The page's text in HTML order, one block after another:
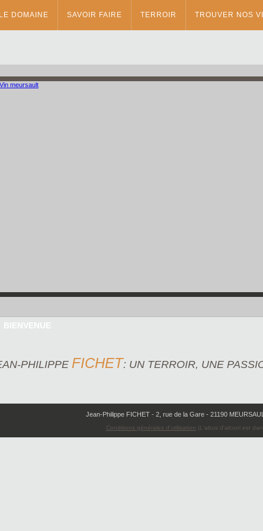
LE DOMAINE SAVOIR FAIRE TERROIR TROUVER NOS
BIENVENUE
PHILIPPE FICHET: UN TERROIR, UNE
Jean-Philippe FICHET - 2, rue de la Gare - 21190
Conditions générales d'utilisation |L'abus d'alcool est